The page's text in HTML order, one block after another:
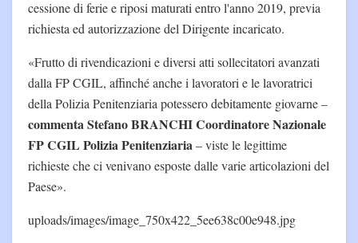
cessione di ferie e riposi maturati entro l'anno 2019, previa
richiesta ed autorizzazione del Dirigente incaricato.
«Frutto di rivendicazioni e diversi atti sollecitatori avanzati
dalla FP CGIL, affinché anche i lavoratori e le lavoratrici
della Polizia Penitenziaria potessero debitamente giovarne –
commenta Stefano BRANCHI Coordinatore Nazionale
FP CGIL Polizia Penitenziaria– viste le legittime
richieste che ci venivano esposte dalle varie articolazioni del
Paese».
uploads/images/image_750x422_5ee638c00e948.jpg